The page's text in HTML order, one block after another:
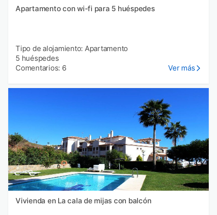
Apartamento con wi-fi para 5 huéspedes
Tipo de alojamiento: Apartamento
5 huéspedes
Comentarios: 6
Ver más
Vivienda en La cala de mijas con balcón